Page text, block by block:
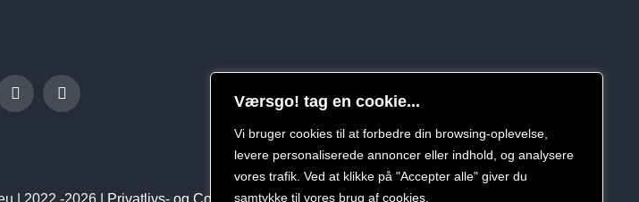
Værsgo! tag en cookie...
Vi bruger cookies til at forbedre din browsing-oplevelse,
levere personaliserede annoncer eller indhold, og analysere
vores trafik. Ved at klikke på "Accepter alle" giver du
samtykke til vores brug af cookies.